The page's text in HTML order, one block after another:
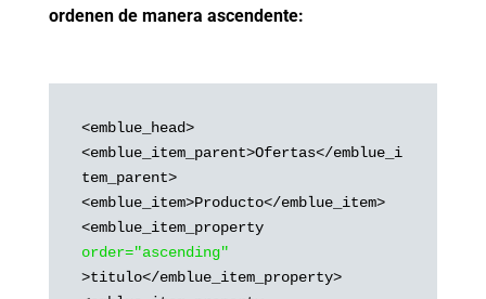
ordenen de manera ascendente:
<emblue_head>
<emblue_item_parent>Ofertas</emblue_i
tem_parent>
<emblue_item>Producto</emblue_item>
order="ascending"
>titulo</emblue_item_property>